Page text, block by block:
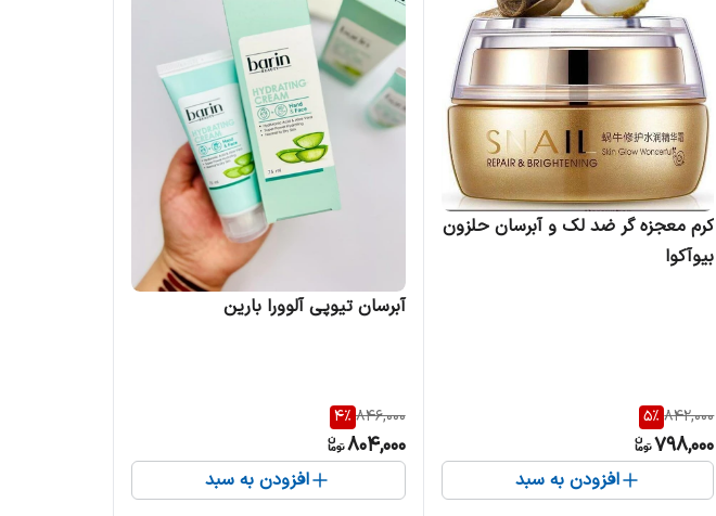
کرم معجزه گر ضد لک و آبرسان حلزون
بیوآکوا
842,000
5%
798,000
افزودن به سبد
آبرسان تیوپی آلوورا بارین
846,000
4%
804,000
افزودن به سبد